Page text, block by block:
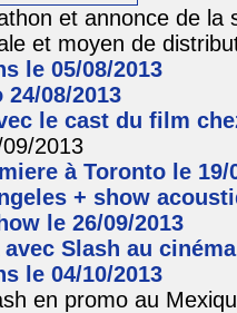
et annonce de la
et moyen de
le 05/08/2013
08/2013
le cast du film
2013
à Toronto le 19/
+ show
le 26/09/2013
Slash au
le 04/10/2013
en promo au